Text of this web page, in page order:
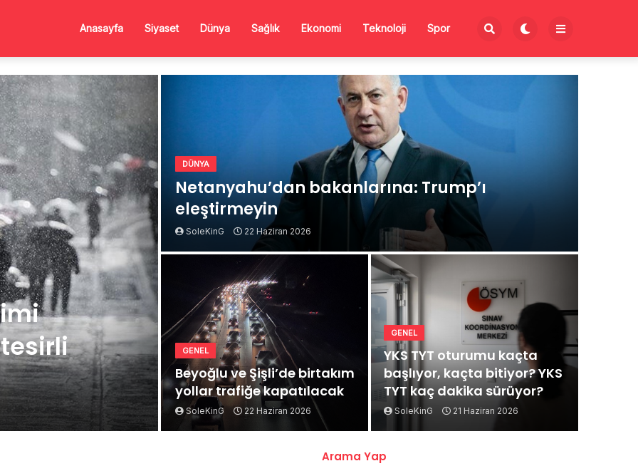
Anasayfa Siyaset Dünya Sağlık Ekonomi Teknoloji Spor
DÜNYA
Netanyahu’dan bakanlarına: Trump’ı
eleştirmeyin
SoleKinG 22 Haziran 2026
GENEL
Beyoğlu ve Şişli’de birtakım
yollar trafiğe kapatılacak
SoleKinG 22 Haziran 2026
GENEL
YKS TYT oturumu kaçta
başlıyor, kaçta bitiyor? YKS
TYT kaç dakika sürüyor?
SoleKinG 21 Haziran 2026
Arama Yap